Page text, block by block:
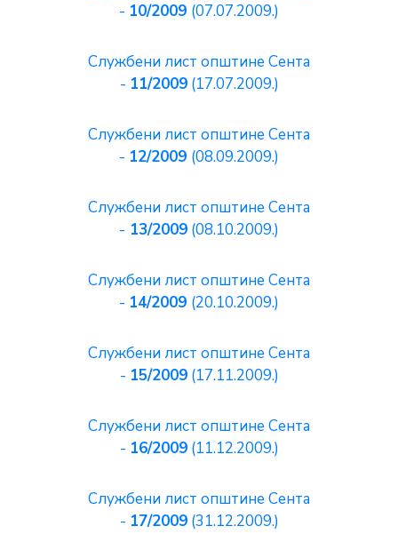
- 10/2009 (07.07.2009.)
Службени лист општине Сента
- 11/2009(17.07.2009.)
Службени лист општине Сента
- 12/2009 (08.09.2009.)
Службени лист општине Сента
- 13/2009 (08.10.2009.)
Службени лист општине Сента
- 14/2009 (20.10.2009.)
Службени лист општине Сента
- 15/2009(17.11.2009.)
Службени лист општине Сента
- 16/2009(11.12.2009.)
Службени лист општине Сента
- 17/2009(31.12.2009.)